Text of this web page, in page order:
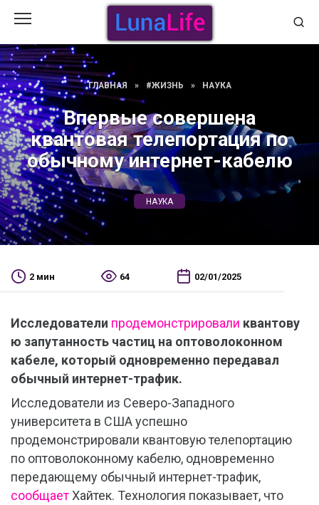
содержанию
ГЛАВНАЯ » #ЖИЗНЬ » НАУКА
Впервые совершена
квантовая телепортация по
обычному интернет-кабелю
НАУКА
2 мин 64 02/01/2025
Исследователи продемонстрировали квантову
ю запутанность частиц на оптоволоконном
кабеле, который одновременно передавал
обычный интернет-трафик.
Исследователи из Северо-Западного
университета в США успешно
продемонстрировали квантовую телепортацию
по оптоволоконному кабелю, одновременно
передающему обычный интернет-трафик,
сообщаетХайтек. Технология показывает, что